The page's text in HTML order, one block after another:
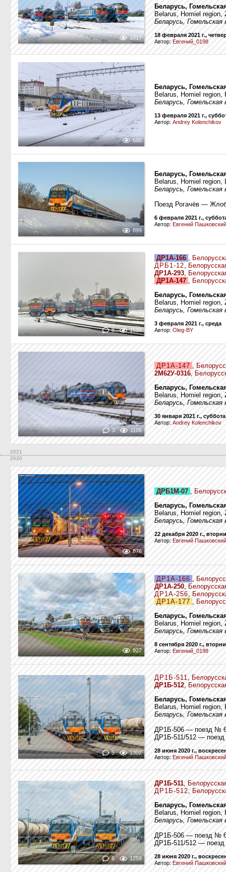
1017
Беларусь,
Belarus, Homiel region,
Беларусь, Гомельская
18 февраля 2021 г.,
Автор: Евгений_0198
690
Беларусь,
Belarus, Homiel
Беларусь,
13 февраля 2021 г.,
Автор: Andrey Kolenchikov
899
Беларусь,
Belarus, Homiel
Беларусь,
Поезд Рогачёв —
6 февраля 2021 г.,
Автор: Евгений Пашковский
8 1599
ДР1А-166 ,
ДРБ1-12,
ДР1А-293,
ДР1А-147 ,
Беларусь,
Belarus, Homiel region,
Беларусь, Гомельская
3 февраля 2021 г., среда
Автор: Oleg-BY
3 1106
ДР1А-147 ,
2М62У-0316,
Беларусь,
Belarus, Homiel region,
Беларусь, Гомельская
30 января 2021 г., суббота
Автор: Andrey Kolenchikov
2021
2020
876
ДРБ1М-07 ,
Беларусь,
Belarus, Homiel region,
Беларусь,
22 декабря 2020 г.,
Автор: Евгений Пашковский
927
ДР1А-166 ,
ДР1А-250,
ДР1А-256,
ДР1А-177 ,
Беларусь,
Belarus, Homiel region,
Беларусь, Гомельская
8 сентября 2020 г.,
Автор: Евгений_0198
5 1302
ДР1Б-511,
ДР1Б-512,
Беларусь,
Belarus, Homiel
Беларусь, Гомельская
ДР1Б-506 — поезд №
ДР1Б-511/512 —
28 июня 2020 г.,
Автор: Евгений Пашковский
6 1259
ДР1Б-511,
ДР1Б-512,
Беларусь,
Belarus, Homiel
Беларусь, Гомельская
ДР1Б-506 — поезд №
ДР1Б-511/512 —
28 июня 2020 г.,
Автор: Евгений Пашковский